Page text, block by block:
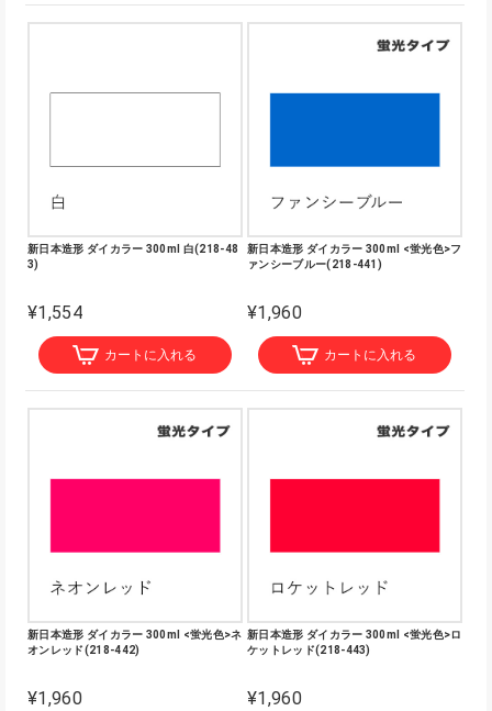
新日本造形 ダイカラー 300ml 白(218-48
3)
¥1,554
カートに入れる
新日本造形 ダイカラー 300ml <蛍光色>フ
ァンシーブルー(218-441)
¥1,960
カートに入れる
新日本造形 ダイカラー 300ml <蛍光色>ネ
オンレッド(218-442)
¥1,960
新日本造形 ダイカラー 300ml <蛍光色>ロ
ケットレッド(218-443)
¥1,960